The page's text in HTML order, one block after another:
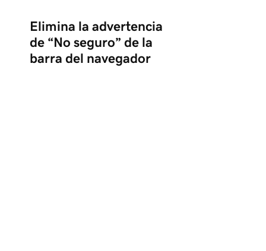
Elimina la advertencia
de “No seguro” de la
barra del navegador